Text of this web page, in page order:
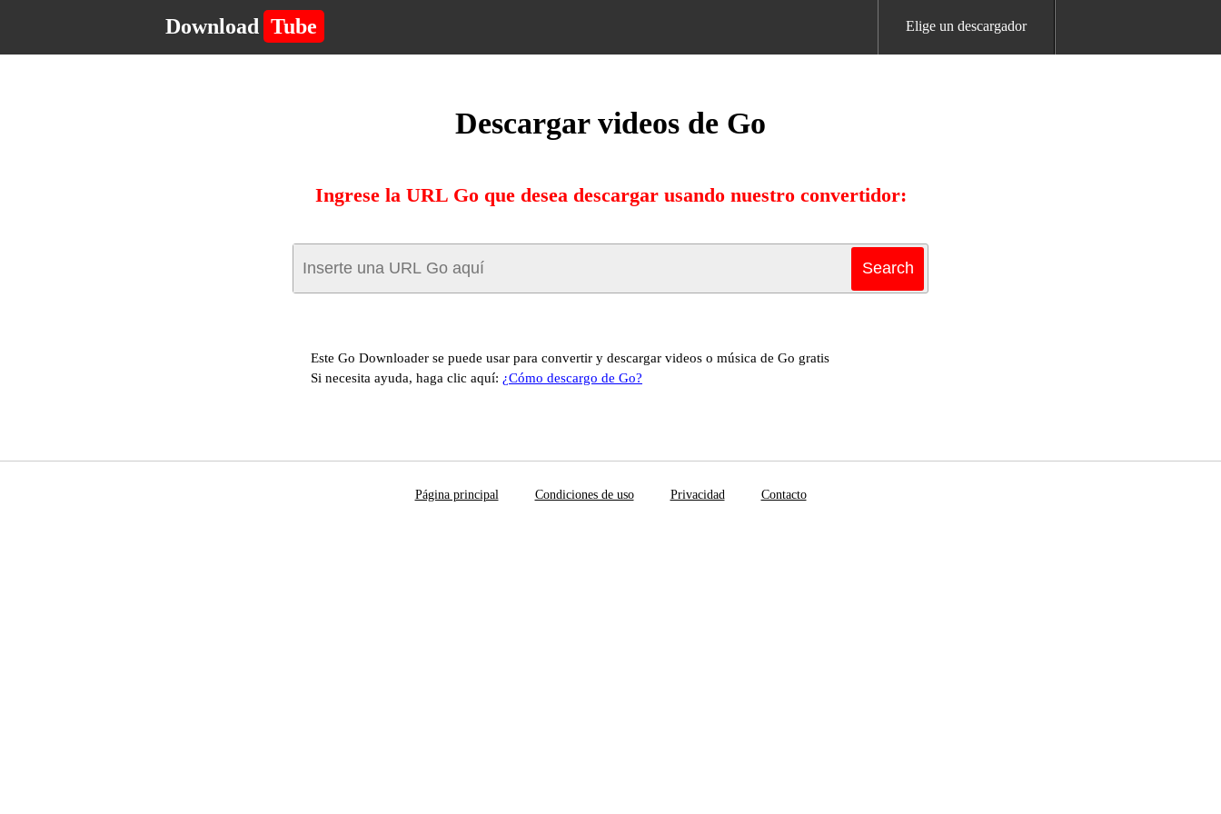
Download Tube Elige un descargador
Descargar videos de Go
Ingrese la URL Go que desea descargar usando nuestro convertidor:
Este Go Downloader se puede usar para convertir y descargar videos o música de Go gratis
Si necesita ayuda, haga clic aquí: ¿Cómo descargo de Go?
Página principal Condiciones de uso Privacidad Contacto